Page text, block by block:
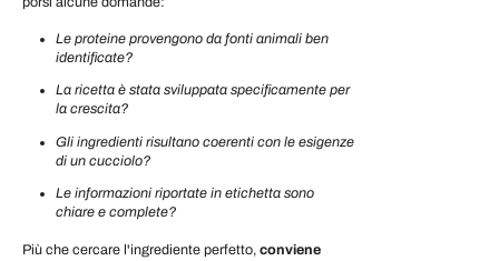
Le proteine provengono da fonti animali ben
identificate?
La ricetta è stata sviluppata specificamente per
la crescita?
Gli ingredienti risultano coerenti con le esigenze
di un cucciolo?
Le informazioni riportate in etichetta sono
chiare e complete?
Più che cercare l'ingrediente perfetto, conviene